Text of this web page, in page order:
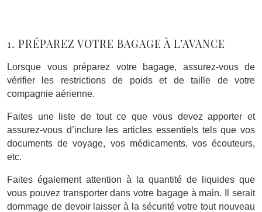
1. PRÉPAREZ VOTRE BAGAGE À L’AVANCE
Lorsque vous préparez votre bagage, assurez-vous de
vérifier les restrictions de poids et de taille de votre
compagnie aérienne.
Faites une liste de tout ce que vous devez apporter et
assurez-vous d’inclure les articles essentiels tels que vos
documents de voyage, vos médicaments, vos écouteurs,
etc.
Faites également attention à la quantité de liquides que
vous pouvez transporter dans votre bagage à main. Il serait
dommage de devoir laisser à la sécurité votre tout nouveau